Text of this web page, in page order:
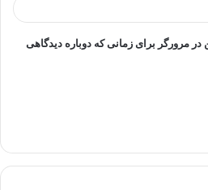
مرورگر برای زمانی که دوباره دیدگاهی